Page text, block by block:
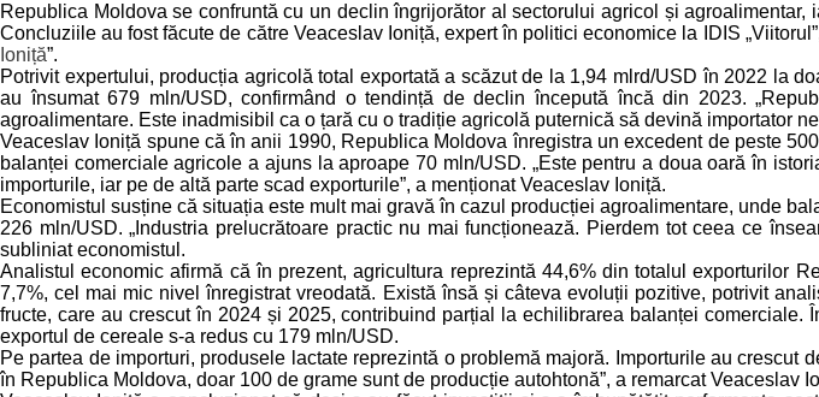
Republica Moldova se confruntă cu un declin îngrijorător al sectorului agricol și
Concluziile au fost făcute de către Veaceslav Ioniță, expert în politici economice la IDIS
Ioniță”.
Potrivit expertului, producția agricolă total exportată a scăzut de la 1,94 mlrd/USD în 2022 la
au însumat 679 mln/USD, confirmând o tendință de declin începută încă din 2023.
agroalimentare. Este inadmisibil ca o țară cu o tradiție agricolă puternică să devină importator
Veaceslav Ioniță spune că în anii 1990, Republica Moldova înregistra un excedent de peste
balanței comerciale agricole a ajuns la aproape 70 mln/USD. „Este pentru a doua oară în
importurile, iar pe de altă parte scad exporturile”, a menționat Veaceslav Ioniță.
Economistul susține că situația este mult mai gravă în cazul producției agroalimentare, unde
226 mln/USD. „Industria prelucrătoare practic nu mai funcționează. Pierdem tot ceea ce
subliniat economistul.
Analistul economic afirmă că în prezent, agricultura reprezintă 44,6% din totalul exporturilor
7,7%, cel mai mic nivel înregistrat vreodată. Există însă și câteva evoluții pozitive, potrivit
fructe, care au crescut în 2024 și 2025, contribuind parțial la echilibrarea balanței
exportul de cereale s-a redus cu 179 mln/USD.
Pe partea de importuri, produsele lactate reprezintă o problemă majoră. Importurile au
în Republica Moldova, doar 100 de grame sunt de producție autohtonă”, a remarcat Veaceslav